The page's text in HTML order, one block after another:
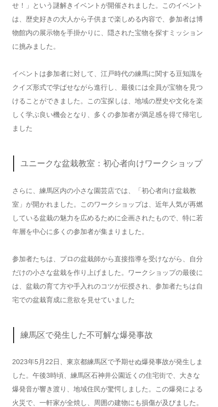
せ！」という謎解きイベントが開催されました。このイベント
は、歴史好きの大人から子供まで楽しめる内容で、参加者は博
物館内の展示物を手掛かりに、隠された宝物を探すミッション
に挑みました。
イベントは参加者に対して、江戸時代の練馬に関する豆知識を
クイズ形式で学ばせながら進行し、最後には全員が宝物を見つ
けることができました。この宝探しは、地域の歴史や文化を楽
しく学ぶ良い機会となり、多くの参加者が満足感を得て帰宅し
ました
ユニークな盆栽教室：初心者向けワークショップ
さらに、練馬区内の小さな園芸店では、「初心者向け盆栽教
室」が開かれました。このワークショップは、近年人気が再燃
している盆栽の魅力を広めるために企画されたもので、特に若
年層を中心に多くの参加者が集まりました。
参加者たちは、プロの盆栽師から直接指導を受けながら、自分
だけの小さな盆栽を作り上げました。ワークショップの最後に
は、盆栽の育て方や手入れのコツが伝授され、参加者たちは自
宅での盆栽育成に意欲を見せていました
練馬区で発生した不可解な爆発事故
2023年5月22日、東京都練馬区で予期せぬ爆発事故が発生しま
した。午後3時頃、練馬区石神井公園近くの住宅街で、大きな
爆発音が響き渡り、地域住民が驚愕しました。この爆発による
火災で、一軒家が全焼し、周囲の建物にも損傷が及びました。